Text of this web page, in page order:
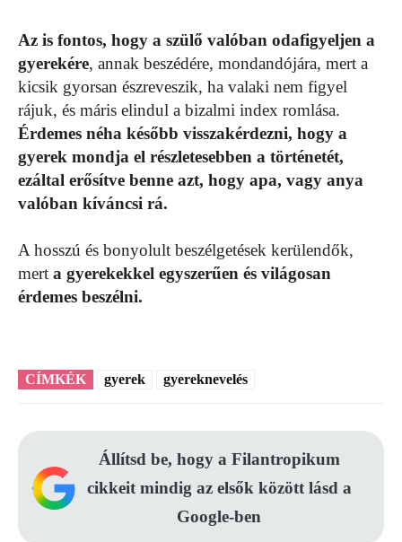
Az is fontos, hogy a szülő valóban odafigyeljen a
gyerekére, annak beszédére, mondandójára, mert a
kicsik gyorsan észreveszik, ha valaki nem figyel
rájuk, és máris elindul a bizalmi index romlása.
Érdemes néha később visszakérdezni, hogy a
gyerek mondja el részletesebben a történetét,
ezáltal erősítve benne azt, hogy apa, vagy anya
valóban kíváncsi rá.
A hosszú és bonyolult beszélgetések kerülendők,
mert a gyerekekkel egyszerűen és világosan
érdemes beszélni.
CÍMKÉK gyerek gyereknevelés
Állítsd be, hogy a Filantropikum
cikkeit mindig az elsők között lásd a
Google-ben